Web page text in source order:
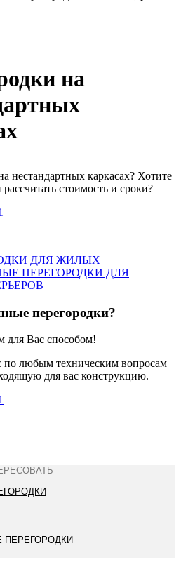
на
нестандартных каркасах? Хотите
стоимость и сроки?
ДЛЯ ЖИЛЫХ
ПЕРЕГОРОДКИ ДЛЯ
перегородки?
для Вас способом!
любым техническим вопросам
для вас конструкцию.